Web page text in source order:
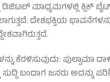
ಡಿಜಿಟಲ್ ಮಾಧ್ಯಮಗಳಲ್ಲಿ ಕ್ಲಿಕ್
ದೇಶಭಕ್ತಿಯ
ಕೆರಳಿಸುವುದು:
ಸುದ್ದಿ ಬಂದಾಗ ಜನರು ಅದನ್ನು